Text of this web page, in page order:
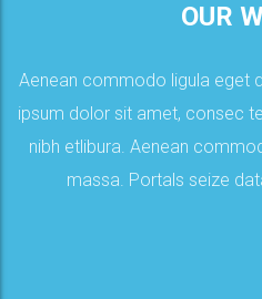
OUR
Aenean commodo ligula eget
ipsum dolor sit amet, consec
nibh etlibura. Aenean
massa. Portals seize
Aenean commodo ligula
Lorem ipsum dolor sit
aliquam eget nibh etlibura.
expedite. Deliverables